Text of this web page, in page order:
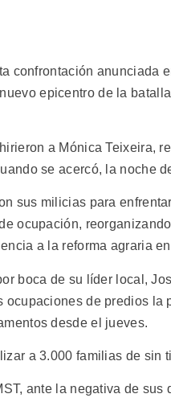
confrontación anunciada
epicentro de la
a Mónica Teixeira,
se acercó, la noche
sus milicias para
ocupación,
a la reforma agraria
boca de su líder local,
de predios la
desde el jueves.
a 3.000 familias de sin
ante la negativa de sus